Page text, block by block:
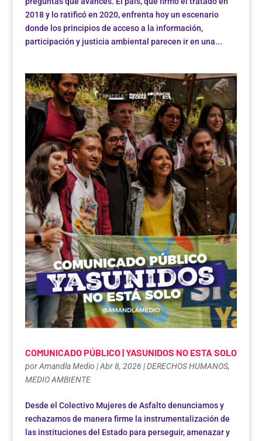
2018 y lo ratificó en 2020, enfrenta hoy un escenario
donde los principios de acceso a la información,
participación y justicia ambiental parecen ir en una...
COMUNICADO PÚBLICO | YASUNIDOS NO ESTA SOLO
porAmandla Medio |Abr 8, 2026 |DERECHOS HUMANOS,
MEDIO AMBIENTE
Desde el Colectivo Mujeres de Asfalto denunciamos y
rechazamos de manera firme la instrumentalización de
las instituciones del Estado para perseguir, amenazar y